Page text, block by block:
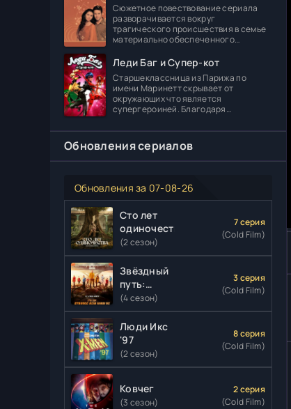
Сюжетное повествование сериала
разворачивается вокруг
трагического происшествия в семье
материально обеспеченного
Ферраса. Дело в том, что его отпрыск
Диога погибает в
Леди Баг и Супер-кот
Старшеклассница из Парижа по
имени Маринетт скрывает от
окружающих что является
супергероиней. Благодаря
создавать различные вещи. В школе
Обновления сериалов
Обновления за 07-08-26
Сто лет
одиночества
(2 сезон)
7 серия
(Cold Film)
Звёздный
путь:
Странные
новые
миры
(4 сезон)
3 серия
(Cold Film)
Люди Икс
'97
(2 сезон)
8 серия
(Cold Film)
Ковчег
(3 сезон)
2 серия
(Cold Film)